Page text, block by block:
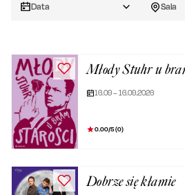
Data Sala
Młody Stuhr u
16.09 – 16.09.2026
0.00/5 (0)
Dobrze się kłamie